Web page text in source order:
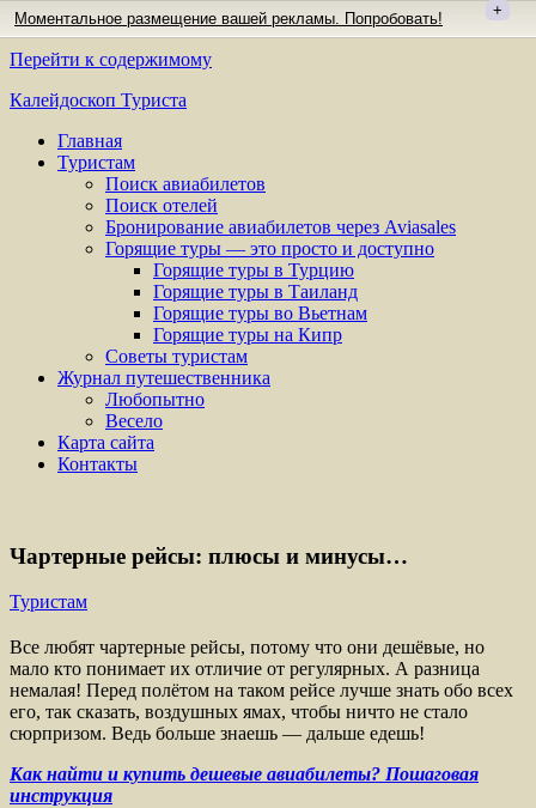
Моментальное размещение вашей рекламы. Попробовать! +
Перейти к содержимому
Калейдоскоп Туриста
Главная
Туристам
Поиск авиабилетов
Поиск отелей
Бронирование авиабилетов через Aviasales
Горящие туры — это просто и доступно
Горящие туры в Турцию
Горящие туры в Таиланд
Горящие туры во Вьетнам
Горящие туры на Кипр
Советы туристам
Журнал путешественника
Любопытно
Весело
Карта сайта
Контакты
Чартерные рейсы: плюсы и минусы…
Туристам
Все любят чартерные рейсы, потому что они дешёвые, но
мало кто понимает их отличие от регулярных. А разница
немалая! Перед полётом на таком рейсе лучше знать обо всех
его, так сказать, воздушных ямах, чтобы ничто не стало
сюрпризом. Ведь больше знаешь — дальше едешь!
Как найти и купить дешевые авиабилеты? Пошаговая
инструкция